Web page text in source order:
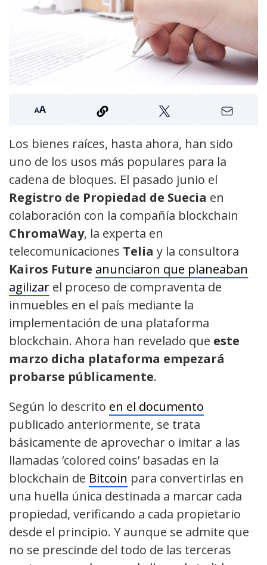
Los bienes raíces, hasta ahora, han sido
uno de los usos más populares para la
cadena de bloques. El pasado junio el
Registro de Propiedad de Suecia en
colaboración con la compañía blockchain
ChromaWay, la experta en
telecomunicaciones Telia y la consultora
Kairos Future anunciaron que planeaban
agilizar el proceso de compraventa de
inmuebles en el país mediante la
implementación de una plataforma
blockchain. Ahora han revelado que este
marzo dicha plataforma empezará
probarse públicamente.
Según lo descrito en el documento
publicado anteriormente, se trata
básicamente de aprovechar o imitar a las
llamadas ‘colored coins’ basadas en la
blockchain de Bitcoin para convertirlas en
una huella única destinada a marcar cada
propiedad, verificando a cada propietario
desde el principio. Y aunque se admite que
no se prescinde del todo de las terceras